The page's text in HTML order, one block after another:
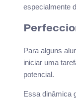
especialmente
Para alguns
iniciar uma
potencial.
Essa dinâmica